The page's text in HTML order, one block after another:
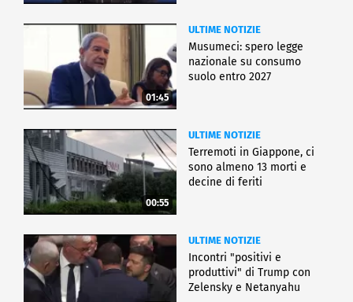
01:45
ULTIME NOTIZIE
Musumeci: spero legge
nazionale su consumo
suolo entro 2027
00:55
ULTIME NOTIZIE
Terremoti in Giappone, ci
sono almeno 13 morti e
decine di feriti
ULTIME NOTIZIE
Incontri "positivi e
produttivi" di Trump con
Zelensky e Netanyahu